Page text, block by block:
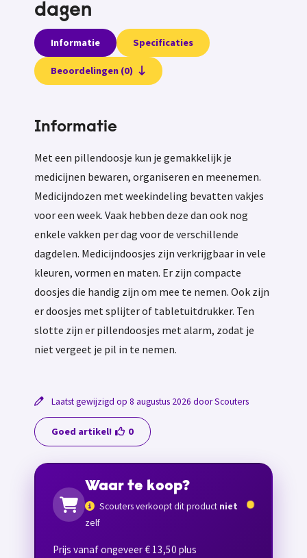
dagen
Informatie Specificaties
Beoordelingen (0)
Informatie
Met een pillendoosje kun je gemakkelijk je
medicijnen bewaren, organiseren en meenemen.
Medicijndozen met weekindeling bevatten vakjes
voor een week. Vaak hebben deze dan ook nog
enkele vakken per dag voor de verschillende
dagdelen. Medicijndoosjes zijn verkrijgbaar in vele
kleuren, vormen en maten. Er zijn compacte
doosjes die handig zijn om mee te nemen. Ook zijn
er doosjes met splijter of tabletuitdrukker. Ten
slotte zijn er pillendoosjes met alarm, zodat je
niet vergeet je pil in te nemen.
Laatst gewijzigd op 8 augustus 2026 door Scouters
Goed artikel! 0
Waar te koop?
Scouters verkoopt dit product niet
zelf
Prijs vanaf ongeveer € 13,50 plus